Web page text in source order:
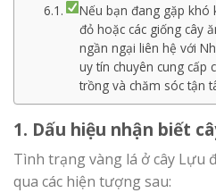
Nếu bạn đang gặp khó
đỏ hoặc các giống cây
ngần ngại liên hệ với
uy tín chuyên cung cấp
trồng và chăm sóc tận
1. Dấu hiệu nhận biết
Tình trạng vàng lá ở cây Lựu
qua các hiện tượng sau: